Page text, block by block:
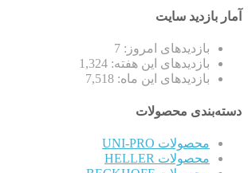
آمار بازدید سایت
بازدیدهای امروز: 7
بازدیدهای این هفته: 1,324
بازدیدهای این ماه: 7,518
دسته‌بندی محصولات
محصولات UNI-PRO
محصولات HELLER